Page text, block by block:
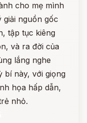
cho mẹ mình
giải nguồn gốc
tập tục kiêng
và ra đời của
lắng nghe
bí này, với giọng
họa hấp dẫn,
nhỏ.